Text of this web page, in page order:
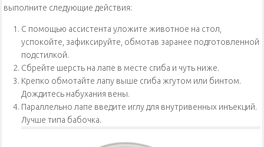
выполните следующие действия:
С помощью ассистента уложите животное на стол,
успокойте, зафиксируйте, обмотав заранее подготовленной
подстилкой.
Сбрейте шерсть на лапе в месте сгиба и чуть ниже.
Крепко обмотайте лапу выше сгиба жгутом или бинтом.
Дождитесь набухания вены.
Параллельно лапе введите иглу для внутривенных инъекций.
Лучше типа бабочка.